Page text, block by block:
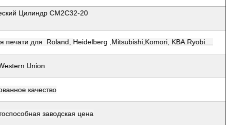
Цилиндр CM2C32-20
печати для Roland, Heidelberg , Mitsubishi,Komori, KBA.Ryobi....
Union
качество
заводская цена